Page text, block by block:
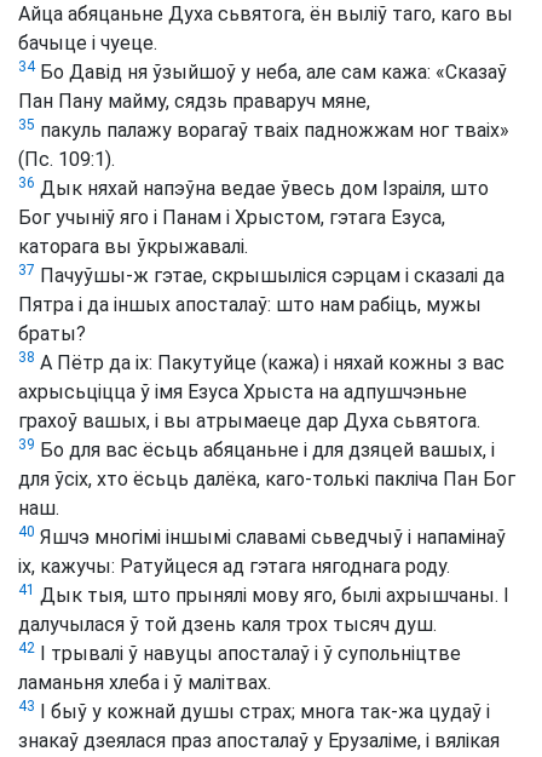
Айца абяцаньне Духа сьвятога, ён выліў таго, каго вы
бачыце і чуеце.
34Бо Давід ня ўзыйшоў у неба, але сам кажа: «Сказаў
Пан Пану майму, сядзь праваруч мяне,
35 пакуль палажу ворагаў тваіх падножжам ног тваіх»
(Пс. 109:1).
36 Дык няхай напэўна ведае ўвесь дом Ізраіля, што
Бог учыніў яго і Панам і Хрыстом, гэтага Езуса,
каторага вы ўкрыжавалі.
37 Пачуўшы-ж гэтае, скрышыліся сэрцам і сказалі да
Пятра і да іншых апосталаў: што нам рабіць, мужы
браты?
38 А Пётр да іх: Пакутуйце (кажа) і няхай кожны з вас
ахрысьціцца ў імя Езуса Хрыста на адпушчэньне
грахоў вашых, і вы атрымаеце дар Духа сьвятога.
39 Бо для вас ёсьць абяцаньне і для дзяцей вашых, і
для ўсіх, хто ёсьць далёка, каго-толькі пакліча Пан Бог
наш.
40 Яшчэ многімі іншымі славамі сьведчыў і напамінаў
іх, кажучы: Ратуйцеся ад гэтага нягоднага роду.
41 Дык тыя, што прынялі мову яго, былі ахрышчаны. І
далучылася ў той дзень каля трох тысяч душ.
42
І трывалі ў навуцы апосталаў і ў супольніцтве
ламаньня хлеба і ў малітвах.
43
І быў у кожнай душы страх; многа так-жа цудаў і
знакаў дзеялася праз апосталаў у Ерузаліме, і вялікая